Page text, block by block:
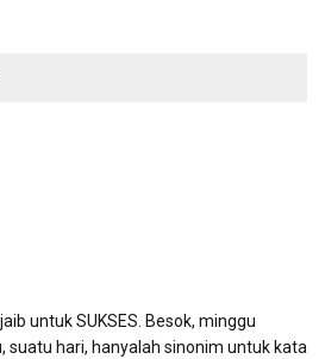
untuk SUKSES. Besok, minggu
suatu hari, hanyalah sinonim untuk kata